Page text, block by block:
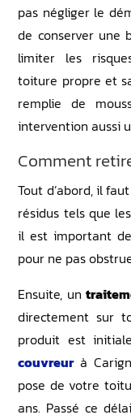
pas négliger le
de conserver une
limiter les
toiture propre et
remplie de
intervention aussi
Comment
Tout d’abord, il
résidus tels que
il est important
pour ne pas
Ensuite, un
directement sur
produit est
couvreurà
pose de votre
ans. Passé ce